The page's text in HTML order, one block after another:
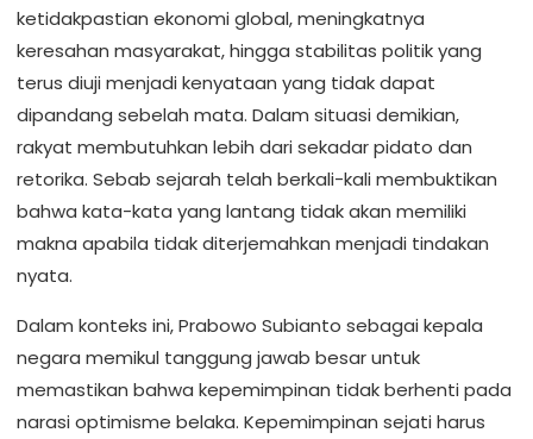
ketidakpastian ekonomi global, meningkatnya
keresahan masyarakat, hingga stabilitas politik yang
terus diuji menjadi kenyataan yang tidak dapat
dipandang sebelah mata. Dalam situasi demikian,
rakyat membutuhkan lebih dari sekadar pidato dan
retorika. Sebab sejarah telah berkali-kali membuktikan
bahwa kata-kata yang lantang tidak akan memiliki
makna apabila tidak diterjemahkan menjadi tindakan
nyata.
Dalam konteks ini, Prabowo Subianto sebagai kepala
negara memikul tanggung jawab besar untuk
memastikan bahwa kepemimpinan tidak berhenti pada
narasi optimisme belaka. Kepemimpinan sejati harus